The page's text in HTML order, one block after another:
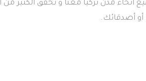
انحاء مدن تركيا معنا و تحقق الكثير من
أو أصدقائك.